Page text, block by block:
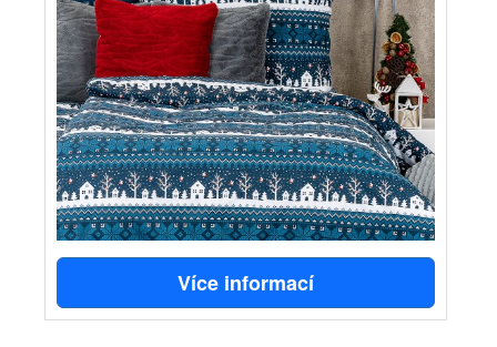
Více informací